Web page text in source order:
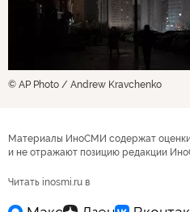
© AP Photo / Andrew Kravchenko
Материалы ИноСМИ содержат
и не отражают позицию редакции
Читать inosmi.ru в